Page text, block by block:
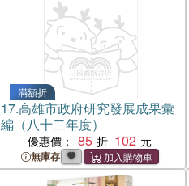
滿額折
17.高雄市政府研究發展成果彙
編（八十二年度）
優惠價： 85 102
無庫存